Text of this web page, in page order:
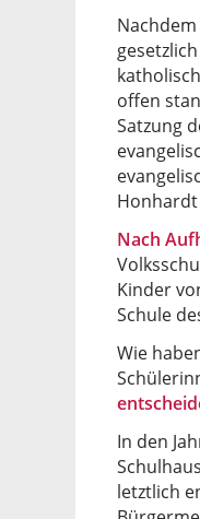
offen
Satzung
Nach
Kinder
Schule
Wie
In den
letztlich